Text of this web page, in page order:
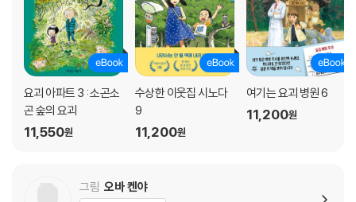
요괴 아파트 3 : 소곤소
곤 숲의 요괴
11,550원
수상한 이웃집 시노다
9
11,200원
여기는 요괴 병원 6
11,200원
그림 오바 켄야